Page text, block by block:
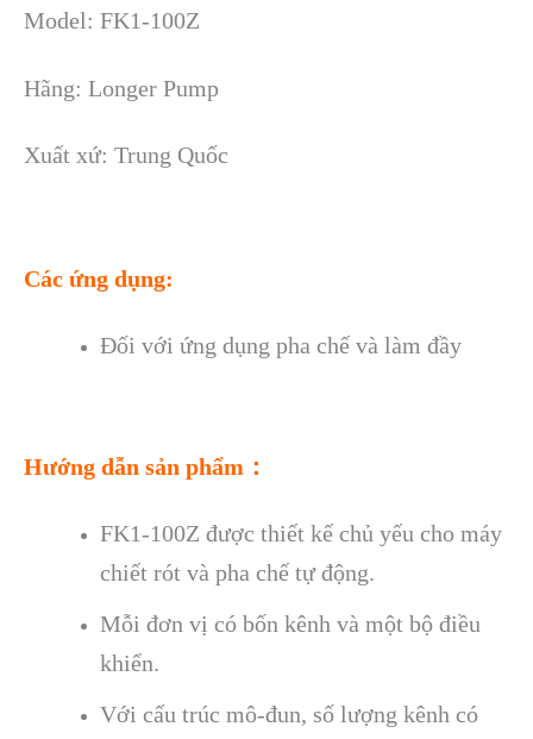
Model: FK1-100Z
Hãng: Longer Pump
Xuất xứ: Trung Quốc
Các ứng dụng:
Đối với ứng dụng pha chế và làm đầy
Hướng dẫn sản phẩm：
FK1-100Z được thiết kế chủ yếu cho máy
chiết rót và pha chế tự động.
Mỗi đơn vị có bốn kênh và một bộ điều
khiển.
Với cấu trúc mô-đun, số lượng kênh có